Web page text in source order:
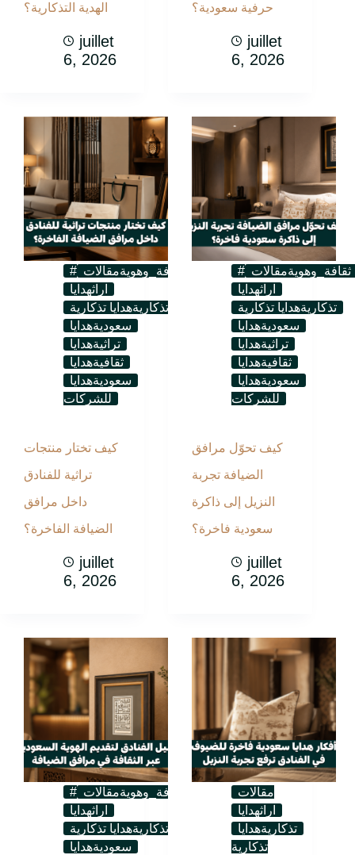
الهدية التذكارية؟
juillet
6, 2026
حرفية سعودية؟
juillet
6, 2026
#ثقافة_وهويةمقالات
اراثهدايا
تذكاريةهدايا تذكارية
سعوديةهدايا
تراثيةهدايا
ثقافيةهدايا
سعوديةهدايا
للشركات
كيف تختار منتجات
تراثية للفنادق
داخل مرافق
الضيافة الفاخرة؟
juillet
6, 2026
#ثقافة_وهويةمقالات
اراثهدايا
تذكاريةهدايا تذكارية
سعوديةهدايا
تراثيةهدايا
ثقافيةهدايا
سعوديةهدايا
للشركات
كيف تحوّل مرافق
الضيافة تجربة
النزيل إلى ذاكرة
سعودية فاخرة؟
juillet
6, 2026
#ثقافة_وهويةمقالات
اراثهدايا
تذكاريةهدايا تذكارية
سعوديةهدايا
مقالات
اراثهدايا
تذكاريةهدايا
تذكارية